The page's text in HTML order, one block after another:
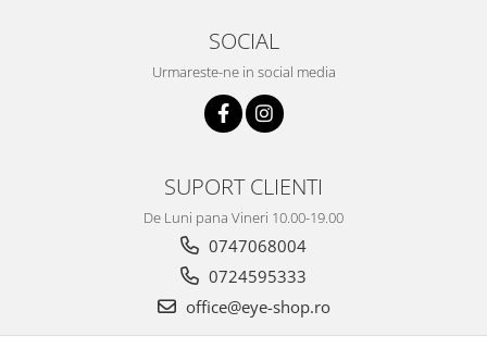
SOCIAL
Urmareste-ne in social media
SUPORT CLIENTI
De Luni pana Vineri 10.00-19.00
0747068004
0724595333
office@eye-shop.ro